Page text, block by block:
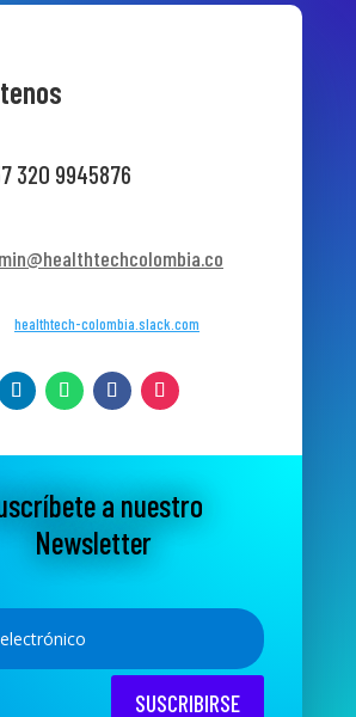
320 9945876
healthtech-colombia.slack.com
a nuestro
Newsletter
SUSCRIBIRSE